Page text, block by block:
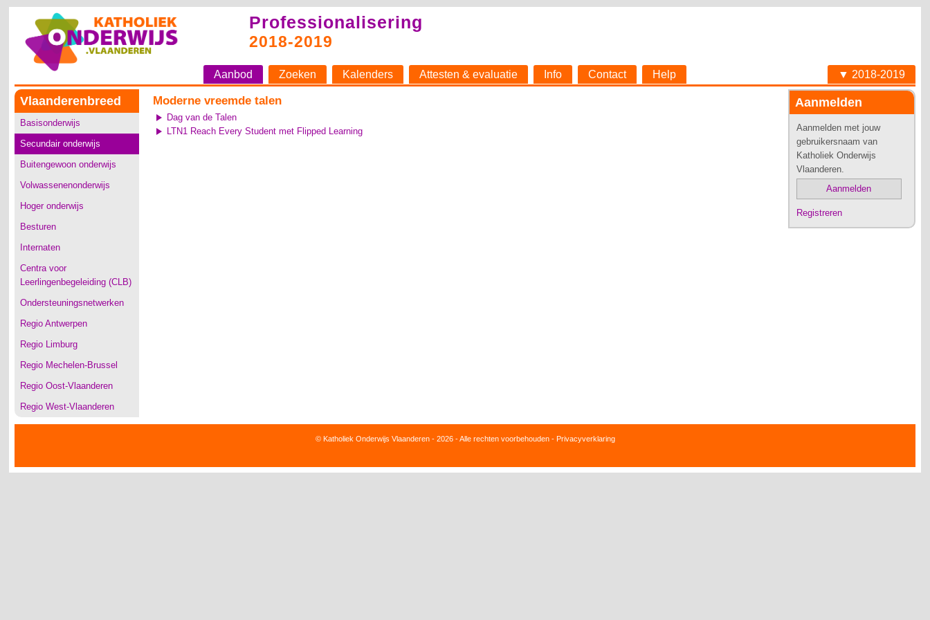
Professionalisering
2018-2019
Aanbod Zoeken Kalenders Attesten & evaluatie Info Contact Help ▼ 2018-2019
Vlaanderenbreed
Basisonderwijs
Secundair onderwijs
Buitengewoon onderwijs
Volwassenenonderwijs
Hoger onderwijs
Besturen
Internaten
Centra voor
Leerlingenbegeleiding (CLB)
Ondersteuningsnetwerken
Regio Antwerpen
Regio Limburg
Regio Mechelen-Brussel
Regio Oost-Vlaanderen
Regio West-Vlaanderen
Aanmelden
Aanmelden met jouw
gebruikersnaam van
Katholiek Onderwijs
Vlaanderen.
Aanmelden
Registreren
Moderne vreemde talen
Dag van de Talen
LTN1 Reach Every Student met Flipped Learning
© Katholiek Onderwijs Vlaanderen - 2026 - Alle rechten voorbehouden - Privacyverklaring